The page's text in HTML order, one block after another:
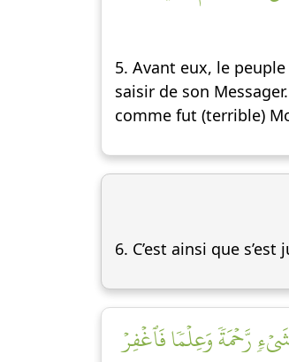
5. Avant eux, le
saisir de son
comme fut (terrible)
6. C’est ainsi que
رَّحۡمَةٗ وَعِلۡمٗا فَٱغۡفِرۡ